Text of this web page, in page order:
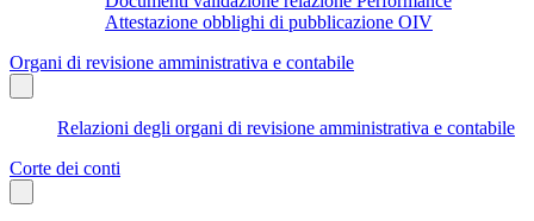
Attestazione obblighi di pubblicazione OIV
Organi di revisione amministrativa e contabile
Relazioni degli organi di revisione amministrativa e contabile
Corte dei conti